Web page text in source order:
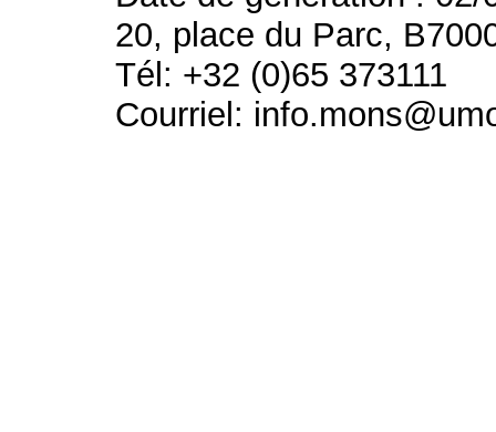
20, place du Parc,
Tél: +32 (0)65 373111
Courriel: